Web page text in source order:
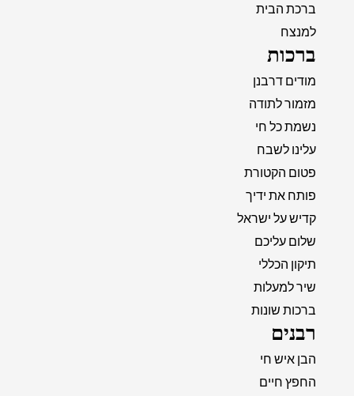
ברכת הבית
למנצח
ברכות
מודים דרבנן
מזמור לתודה
נשמת כל חי
עלינו לשבח
פטום הקטורת
פותח את ידיך
קדיש על ישראל
שלום עליכם
תיקון הכללי
שיר למעלות
ברכות שונות
רבנים
הבן איש חי
החפץ חיים